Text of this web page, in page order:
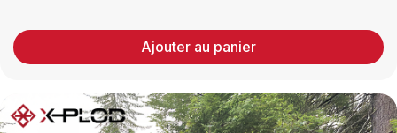
Ajouter au panier